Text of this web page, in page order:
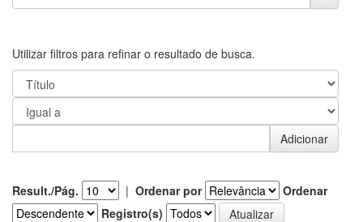
Utilizar filtros para refinar o resultado de busca.
Result./Pág. | Ordenar por
Ordenar
Registro(s)